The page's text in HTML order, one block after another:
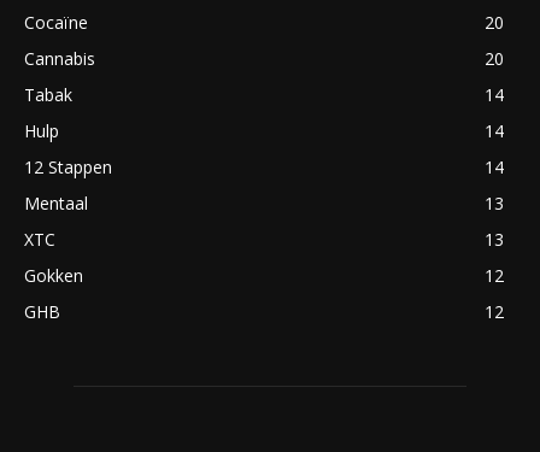
Cocaïne
20
Cannabis
20
Tabak
14
Hulp
14
12 Stappen
14
Mentaal
13
XTC
13
Gokken
12
GHB
12